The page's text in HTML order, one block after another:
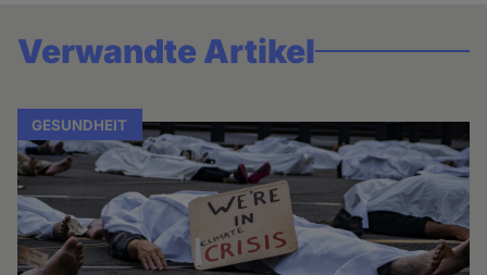
Verwandte Artikel
GESUNDHEIT